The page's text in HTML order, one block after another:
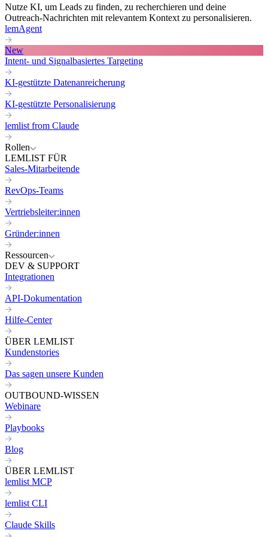
Nutze KI, um Leads zu finden, zu recherchieren und deine
Outreach-Nachrichten mit relevantem Kontext zu personalisieren.
lemAgent
New
Intent- und Signalbasiertes Targeting
KI-gestützte Datenanreicherung
KI-gestützte Personalisierung
lemlist from Claude
Rollen
LEMLIST FÜR
Sales-Mitarbeitende
RevOps-Teams
Vertriebsleiter:innen
Gründer:innen
Ressourcen
DEV & SUPPORT
Integrationen
API-Dokumentation
Hilfe-Center
ÜBER LEMLIST
Kundenstories
Das sagen unsere Kunden
OUTBOUND-WISSEN
Webinare
Playbooks
Blog
ÜBER LEMLIST
lemlist MCP
lemlist CLI
Claude Skills